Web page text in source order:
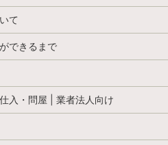
て
できるまで
入・問屋 | 業者法人向け